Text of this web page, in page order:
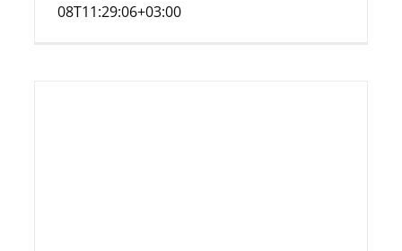
08T11:29:06+03:00